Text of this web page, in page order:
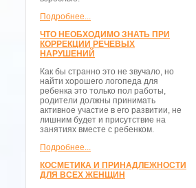
Подробнее...
ЧТО НЕОБХОДИМО ЗНАТЬ ПРИ
КОРРЕКЦИИ РЕЧЕВЫХ
НАРУШЕНИЙ
Как бы странно это не звучало, но
найти хорошего логопеда для
ребенка это только пол работы,
родители должны принимать
активное участие в его развитии, не
лишним будет и присутствие на
занятиях вместе с ребенком.
Подробнее...
КОСМЕТИКА И ПРИНАДЛЕЖНОСТИ
ДЛЯ ВСЕХ ЖЕНЩИН